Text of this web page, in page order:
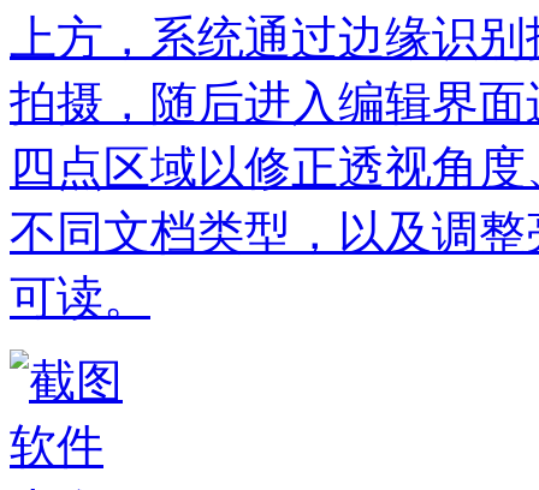
上方，系统通过边缘识
拍摄，随后进入编辑界
四点区域以修正透视角
不同文档类型，以及调
可读。